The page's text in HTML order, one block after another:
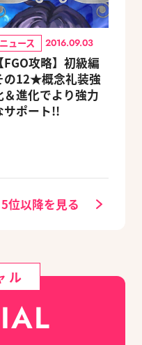
ニュース 2016.09.03
【FGO攻略】初級編
の12★概念礼装強
＆進化でより強力
サポート!!
5位以降を見る
ル